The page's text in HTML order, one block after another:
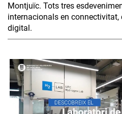
Montjuïc. Tots tres
internacionals en connectivitat,
digital.